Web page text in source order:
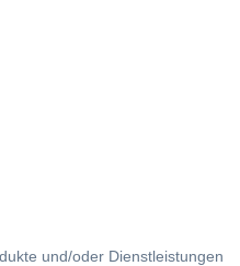
und/oder Dienstleistungen